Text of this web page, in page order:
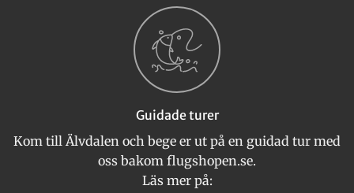
Guidade turer
Kom till Älvdalen och bege er ut på en guidad tur med
oss bakom flugshopen.se.
Läs mer på: